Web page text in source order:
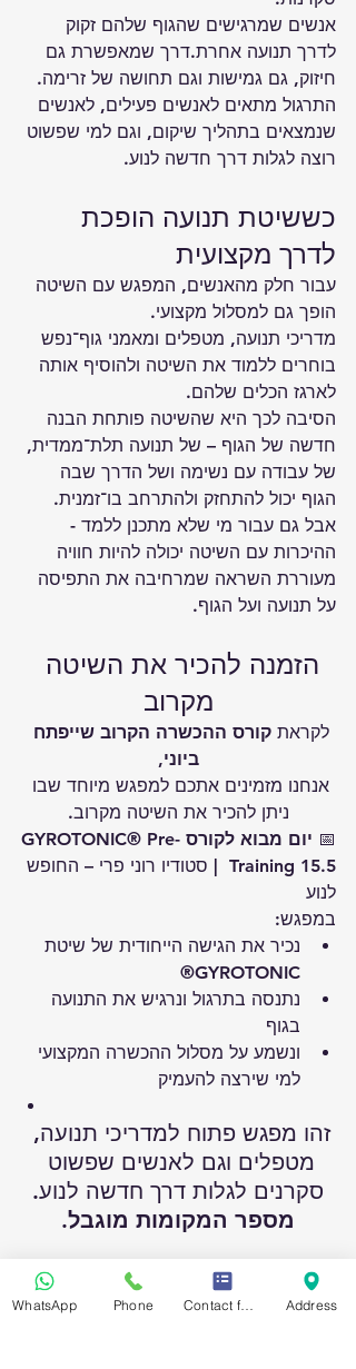
אנשים שמרגישים שהגוף שלהם זקוק
לדרך תנועה אחרת.דרך שמאפשרת גם
חיזוק, גם גמישות וגם תחושה של זרימה.
התרגול מתאים לאנשים פעילים, לאנשים
שנמצאים בתהליך שיקום, וגם למי שפשוט
רוצה לגלות דרך חדשה לנוע.
כששיטת תנועה הופכת
לדרך מקצועית
עבור חלק מהאנשים, המפגש עם השיטה
הופך גם למסלול מקצועי.
מדריכי תנועה, מטפלים ומאמני גוף־נפש
בוחרים ללמוד את השיטה ולהוסיף אותה
לארגז הכלים שלהם.
הסיבה לכך היא שהשיטה פותחת הבנה
חדשה של הגוף – של תנועה תלת־ממדית,
של עבודה עם נשימה ושל הדרך שבה
הגוף יכול להתחזק ולהתרחב בו־זמנית.
אבל גם עבור מי שלא מתכנן ללמד -
ההיכרות עם השיטה יכולה להיות חוויה
מעוררת השראה שמרחיבה את התפיסה
על תנועה ועל הגוף.
הזמנה להכיר את השיטה
מקרוב
לקראת קורס ההכשרה הקרוב שייפתח
ביוני,
אנחנו מזמינים אתכם למפגש מיוחד שבו
ניתן להכיר את השיטה מקרוב.
📅
יום מבוא לקורס GYROTONIC® Pre-
Training 15.5  | סטודיו רוני פרי – החופש
לנוע
במפגש:
נכיר את הגישה הייחודית של שיטת
GYROTONIC®
נתנסה בתרגול ונרגיש את התנועה
בגוף
ונשמע על מסלול ההכשרה המקצועי
למי שירצה להעמיק
זהו מפגש פתוח למדריכי תנועה,
מטפלים וגם לאנשים שפשוט
סקרנים לגלות דרך חדשה לנוע.
מספר המקומות מוגבל.
סטודיו ר'וני פרי – החופש לנוע'
מרכז לתרגול ולהכשרת מדריכים בשיטת
WhatsApp Phone Contact form Address